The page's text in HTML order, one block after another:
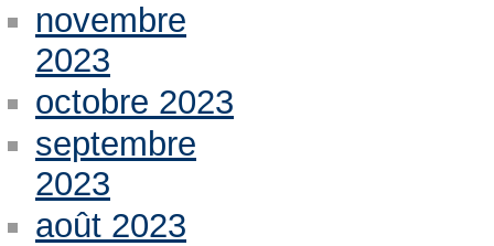
novembre
2023
octobre 2023
septembre
2023
août 2023